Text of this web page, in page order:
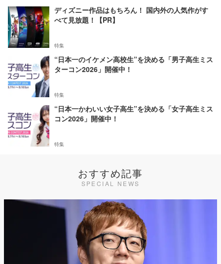
ディズニー作品はもちろん！ 国内外の人気作がす
べて見放題！【PR】
特集
“日本一のイケメン高校生”を決める「男子高生ミス
ターコン2026」開催中！
特集
“日本一かわいい女子高生”を決める「女子高生ミス
コン2026」開催中！
特集
おすすめ記事
SPECIAL NEWS